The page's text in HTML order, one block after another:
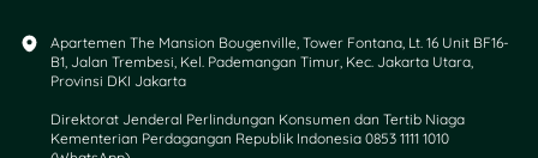
Cara Deposit Dana ke
BCA Mobile
Apartemen The Mansion Bougenville, Tower Fontana, Lt. 16 Unit BF16-
B1, Jalan Trembesi, Kel. Pademangan Timur, Kec. Jakarta Utara,
Provinsi DKI Jakarta
Direktorat Jenderal Perlindungan Konsumen dan Tertib Niaga
Kementerian Perdagangan Republik Indonesia 0853 1111 1010